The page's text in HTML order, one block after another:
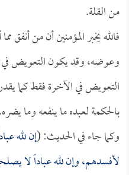
من القلة.
فالله يخبر المؤمنين أن من أنفق
وعوضه، وقد يكون التعويض في
التعويض في الآخرة فقط كما
بالحكمة لعبده ما ينفعه وما يضره.
وكما جاء في الحديث: (إن لله
لأفسدهم، وإن لله عباداً لا